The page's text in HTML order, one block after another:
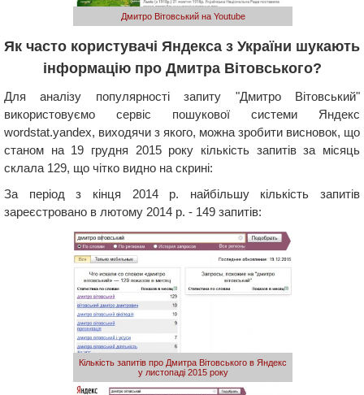
Дмитро Вітовський на Youtube
Як часто користувачі Яндекса з України шукають
інформацію про Дмитра Вітовського?
Для аналізу популярності запиту "Дмитро Вітовський"
використовуємо сервіс пошукової системи Яндекс
wordstat.yandex, виходячи з якого, можна зробити висновок, що
станом на 19 грудня 2015 року кількість запитів за місяць
склала 129, що чітко видно на скрині:
За період з кінця 2014 р. найбільшу кількість запитів
зареєстровано в лютому 2014 р. - 149 запитів:
Кількість запитів про Дмитра Вітовського в Яндекс
у листопаді 2015 року